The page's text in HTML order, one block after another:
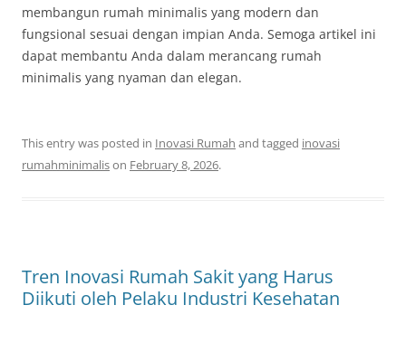
membangun rumah minimalis yang modern dan
fungsional sesuai dengan impian Anda. Semoga artikel ini
dapat membantu Anda dalam merancang rumah
minimalis yang nyaman dan elegan.
This entry was posted in Inovasi Rumah and tagged inovasi
rumahminimalison February 8, 2026.
Tren Inovasi Rumah Sakit yang Harus
Diikuti oleh Pelaku Industri Kesehatan